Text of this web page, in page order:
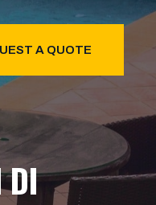
A QUOTE
DI